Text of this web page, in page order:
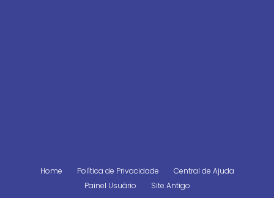
Home Política de Privacidade
Central de Ajuda
Painel Usuário
Site Antigo